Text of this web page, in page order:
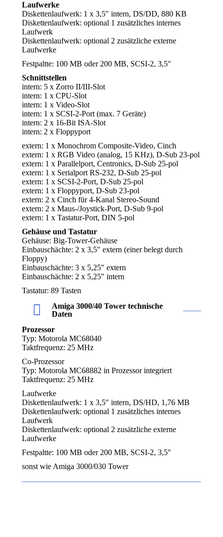
Laufwerke
Diskettenlaufwerk: 1 x 3,5″ intern, DS/DD, 880 KB
Diskettenlaufwerk: optional 1 zusätzliches internes
Laufwerk
Diskettenlaufwerk: optional 2 zusätzliche externe
Laufwerke
Festpaltte: 100 MB oder 200 MB, SCSI-2, 3,5″
Schnittstellen
intern: 5 x Zorro II/III-Slot
intern: 1 x CPU-Slot
intern: 1 x Video-Slot
intern: 1 x SCSI-2-Port (max. 7 Geräte)
intern: 2 x 16-Bit ISA-Slot
intern: 2 x Floppyport
extern: 1 x Monochrom Composite-Video, Cinch
extern: 1 x RGB Video (analog, 15 KHz), D-Sub 23-pol
extern: 1 x Parallelport, Centronics, D-Sub 25-pol
extern: 1 x Serialport RS-232, D-Sub 25-pol
extern: 1 x SCSI-2-Port, D-Sub 25-pol
extern: 1 x Floppyport, D-Sub 23-pol
extern: 2 x Cinch für 4-Kanal Stereo-Sound
extern: 2 x Maus-/Joystick-Port, D-Sub 9-pol
extern: 1 x Tastatur-Port, DIN 5-pol
Gehäuse und Tastatur
Gehäuse: Big-Tower-Gehäuse
Einbauschächte: 2 x 3,5″ extern (einer belegt durch
Floppy)
Einbauschächte: 3 x 5,25″ extern
Einbauschächte: 2 x 5,25″ intern
Tastatur: 89 Tasten
Amiga 3000/40 Tower technische
Daten
Prozessor
Typ: Motorola MC68040
Taktfrequenz: 25 MHz
Co-Prozessor
Typ: Motorola MC68882 in Prozessor integriert
Taktfrequenz: 25 MHz
Laufwerke
Diskettenlaufwerk: 1 x 3,5″ intern, DS/HD, 1,76 MB
Diskettenlaufwerk: optional 1 zusätzliches internes
Laufwerk
Diskettenlaufwerk: optional 2 zusätzliche externe
Laufwerke
Festpaltte: 100 MB oder 200 MB, SCSI-2, 3,5″
sonst wie Amiga 3000/030 Tower